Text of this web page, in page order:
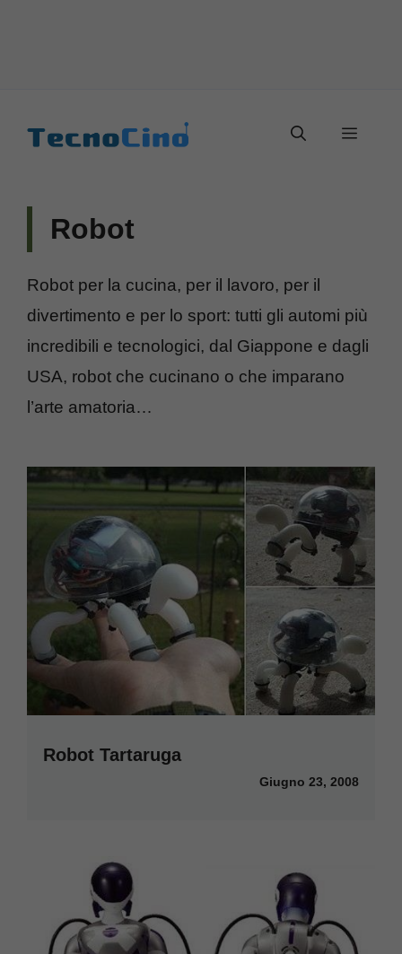
Menu
Robot
Robot per la cucina, per il lavoro, per il
divertimento e per lo sport: tutti gli automi più
incredibili e tecnologici, dal Giappone e dagli
USA, robot che cucinano o che imparano
l’arte amatoria…
Robot Tartaruga
Giugno 23, 2008